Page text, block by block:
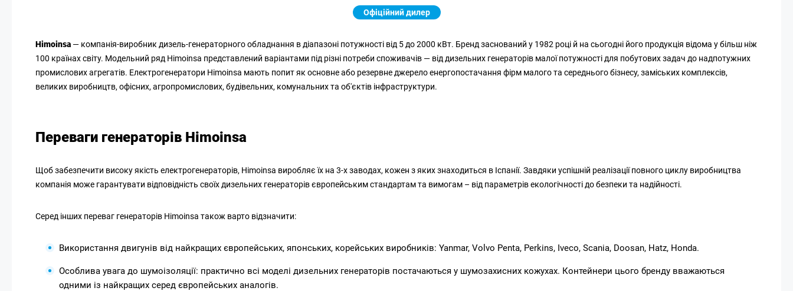
Офіційний дилер
Himoinsa — компанія-виробник дизель-генераторного обладнання в діапазоні потужності від 5 до 2000 кВт. Бренд заснований у 1982 році й на сьогодні його продукція відома у більш ніж
100 країнах світу. Модельний ряд Himoinsa представлений варіантами під різні потреби споживачів — від дизельних генераторів малої потужності для побутових задач до надпотужних
промислових агрегатів. Електрогенератори Himoinsa мають попит як основне або резервне джерело енергопостачання фірм малого та середнього бізнесу, заміських комплексів,
великих виробництв, офісних, агропромислових, будівельних, комунальних та об'єктів інфраструктури.
Переваги генераторів Himoinsa
Щоб забезпечити високу якість електрогенераторів, Himoinsa виробляє їх на 3-х заводах, кожен з яких знаходиться в Іспанії. Завдяки успішній реалізації повного циклу виробництва
компанія може гарантувати відповідність своїх дизельних генераторів європейським стандартам та вимогам – від параметрів екологічності до безпеки та надійності.
Серед інших переваг генераторів Himoinsa також варто відзначити:
Використання двигунів від найкращих європейських, японських, корейських виробників: Yanmar, Volvo Penta, Perkins, Iveco, Scania, Doosan, Hatz, Honda.
Особлива увага до шумоізоляції: практично всі моделі дизельних генераторів постачаються у шумозахисних кожухах. Контейнери цього бренду вважаються
одними із найкращих серед європейських аналогів.